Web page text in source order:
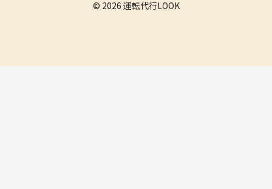
© 2026 運転代行LOOK